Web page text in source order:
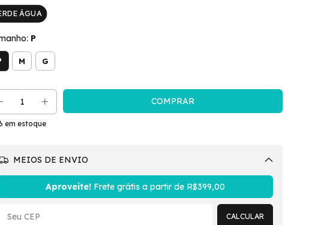
ÁGUA
P
M G
em estoque
MEIOS DE ENVIO
Aproveite!Frete grátis a partir de R$399,00
CALCULAR